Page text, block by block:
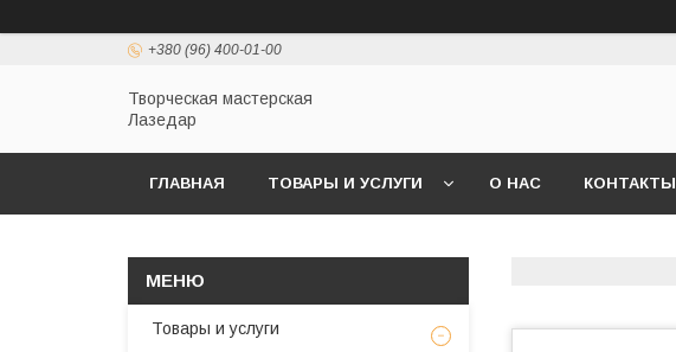
+380 (96) 400-01-00
Творческая мастерская
Лазедар
ГЛАВНАЯ ТОВАРЫ И УСЛУГИ О НАС КОНТАКТЫ
Товары и услуги